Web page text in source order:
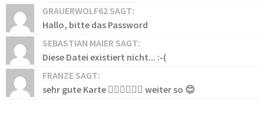
GRAUERWOLF62 SAGT:
Hallo, bitte das Password
SEBASTIAN MAIER SAGT:
Diese Datei existiert nicht... :-(
FRANZE SAGT:
sehr gute Karte 👍🏻👍🏻👍🏻 weiter so 😊